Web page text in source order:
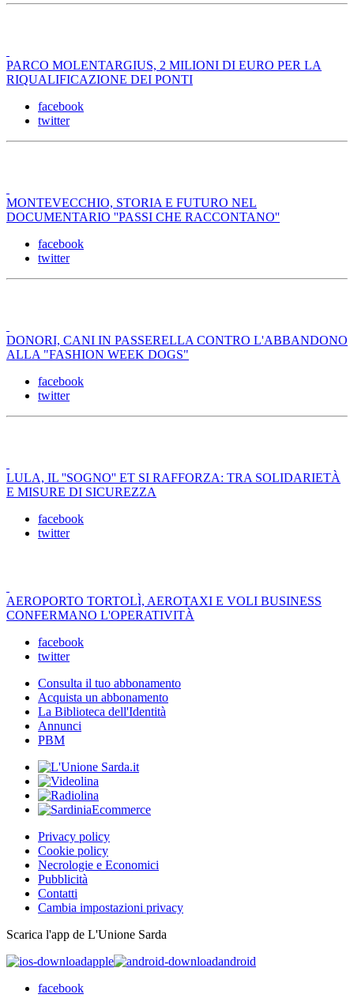
PARCO MOLENTARGIUS, 2 MILIONI DI EURO PER LA
RIQUALIFICAZIONE DEI PONTI
facebook
twitter
MONTEVECCHIO, STORIA E FUTURO NEL
DOCUMENTARIO ''PASSI CHE RACCONTANO''
facebook
twitter
DONORI, CANI IN PASSERELLA CONTRO L'ABBANDONO
ALLA "FASHION WEEK DOGS"
facebook
twitter
LULA, IL ''SOGNO'' ET SI RAFFORZA: TRA SOLIDARIETÀ
E MISURE DI SICUREZZA
facebook
twitter
AEROPORTO TORTOLÌ, AEROTAXI E VOLI BUSINESS
CONFERMANO L'OPERATIVITÀ
facebook
twitter
Consulta il tuo abbonamento
Acquista un abbonamento
La Biblioteca dell'Identità
Annunci
PBM
Privacy policy
Cookie policy
Necrologie e Economici
Pubblicità
Contatti
Cambia impostazioni privacy
Scarica l'app de L'Unione Sarda
apple
android
facebook